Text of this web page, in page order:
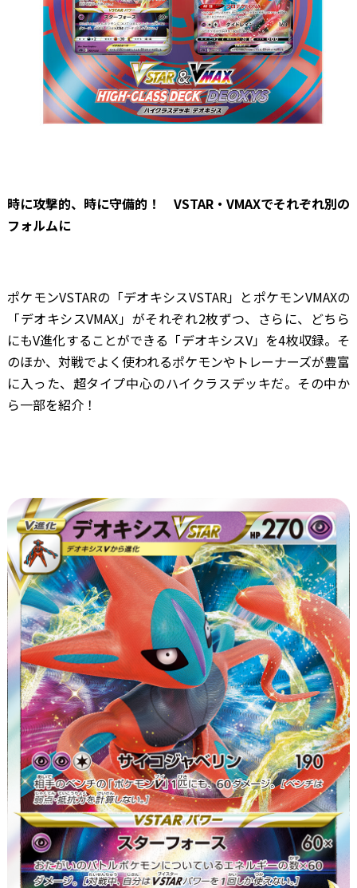
時に攻撃的、時に守備的！ VSTAR・VMAXでそれぞれ別の
フォルムに
ポケモンVSTARの「デオキシスVSTAR」とポケモンVMAXの
「デオキシスVMAX」がそれぞれ2枚ずつ、さらに、どちら
にもV進化することができる「デオキシスV」を4枚収録。そ
のほか、対戦でよく使われるポケモンやトレーナーズが豊富
に入った、超タイプ中心のハイクラスデッキだ。その中か
ら一部を紹介！